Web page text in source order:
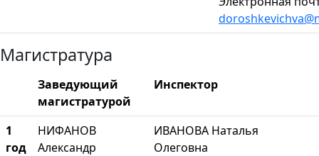
Магистратура
Заведующий
магистратурой
Инспектор
1
год
НИФАНОВ
Александр
ИВАНОВА Наталья
Олеговна